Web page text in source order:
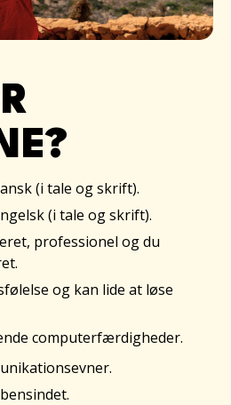
(i tale og skrift).
(i tale og skrift).
professionel og du
og kan lide at løse
computerfærdigheder.